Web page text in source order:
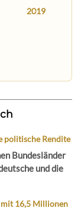
2019
politische Rendite
Bundesländer
und die
16,5 Millionen